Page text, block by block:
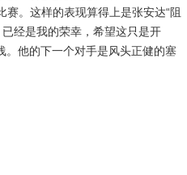
。这样的表现算得上是张安达“阻
经是我的荣幸，希望这只是开
。他的下一个对手是风头正健的塞